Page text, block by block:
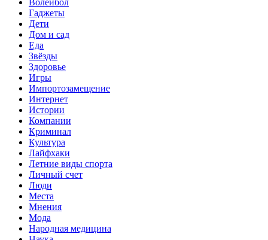
Гаджеты
Дети
Дом и сад
Еда
Звёзды
Здоровье
Игры
Импортозамещение
Интернет
Истории
Компании
Криминал
Культура
Лайфхаки
Летние виды спорта
Личный счет
Люди
Места
Мнения
Мода
Народная медицина